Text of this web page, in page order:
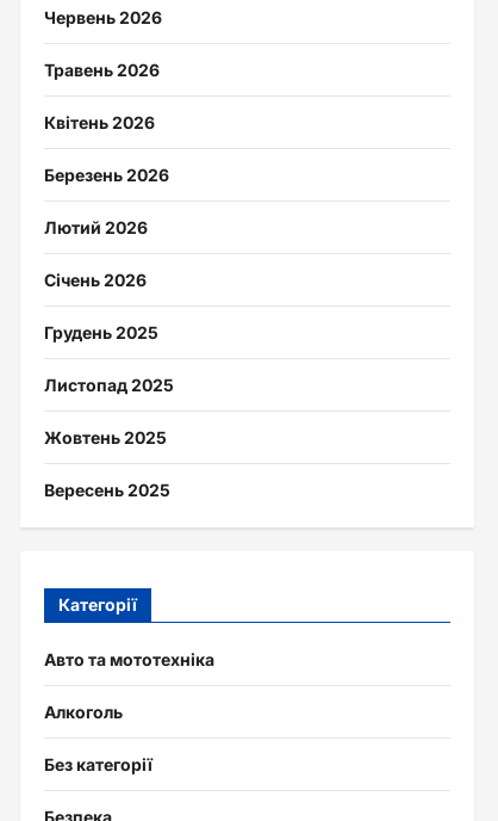
Червень 2026
Травень 2026
Квітень 2026
Березень 2026
Лютий 2026
Січень 2026
Грудень 2025
Листопад 2025
Жовтень 2025
Вересень 2025
Категорії
Авто та мототехніка
Алкоголь
Без категорії